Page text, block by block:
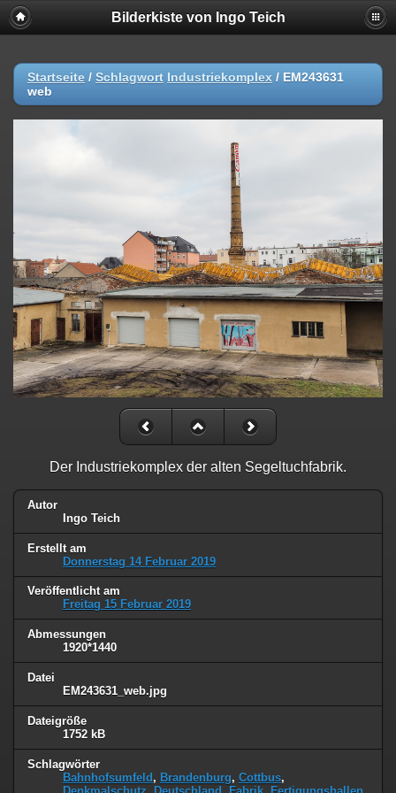
Bilderkiste von Ingo Teich
Startseite / Schlagwort Industriekomplex / EM243631
web
Der Industriekomplex der alten Segeltuchfabrik.
Autor
Ingo Teich
Erstellt am
Donnerstag 14 Februar 2019
Veröffentlicht am
Freitag 15 Februar 2019
Abmessungen
1920*1440
Datei
EM243631_web.jpg
Dateigröße
1752 kB
Schlagwörter
Bahnhofsumfeld , Brandenburg, Cottbus,